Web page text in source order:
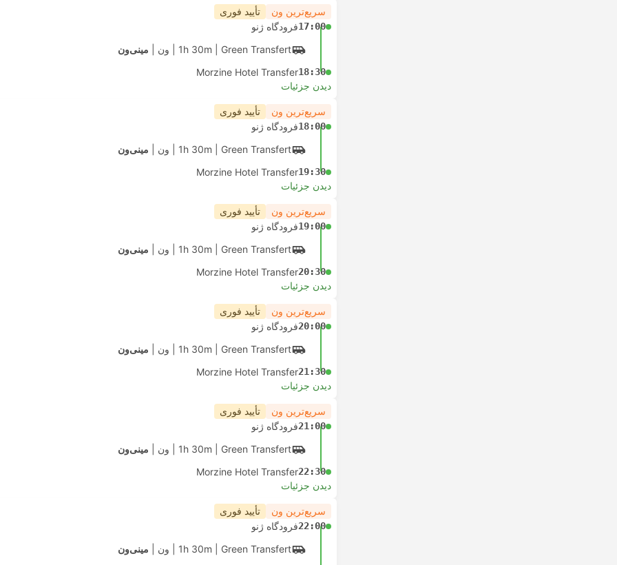
سریع‌ترین ون تأیید فوری
17:00فرودگاه ژنو
1h 30m | Green Transfert ون مینی‌ون
18:30
Morzine Hotel Transfer
دیدن جزئیات
سریع‌ترین ون تأیید فوری
18:00فرودگاه ژنو
1h 30m | Green Transfert ون مینی‌ون
19:30
Morzine Hotel Transfer
دیدن جزئیات
سریع‌ترین ون تأیید فوری
19:00فرودگاه ژنو
1h 30m | Green Transfert ون مینی‌ون
20:30
Morzine Hotel Transfer
دیدن جزئیات
سریع‌ترین ون تأیید فوری
20:00فرودگاه ژنو
1h 30m | Green Transfert ون مینی‌ون
21:30
Morzine Hotel Transfer
دیدن جزئیات
سریع‌ترین ون تأیید فوری
21:00فرودگاه ژنو
1h 30m | Green Transfert ون مینی‌ون
22:30
Morzine Hotel Transfer
دیدن جزئیات
سریع‌ترین ون تأیید فوری
22:00فرودگاه ژنو
1h 30m | Green Transfert ون مینی‌ون